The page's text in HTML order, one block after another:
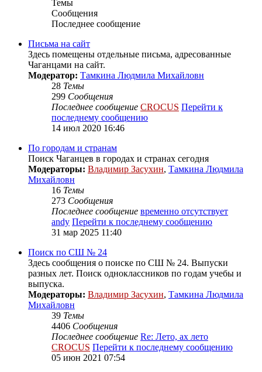
Темы
Сообщения
Последнее сообщение
Письма на сайт
Здесь помещены отдельные письма, адресованные
Чаганцами на сайт.
Модератор: Тамкина Людмила Михайловн
28 Темы
299 Сообщения
Последнее сообщение CROCUS Перейти к
последнему сообщению
14 июл 2020 16:46
По городам и странам
Поиск Чаганцев в городах и странах сегодня
Модераторы: Владимир Засухин, Тамкина Людмила
Михайловн
16 Темы
273 Сообщения
Последнее сообщение временно отсутствует
andy Перейти к последнему сообщению
31 мар 2025 11:40
Поиск по СШ № 24
Здесь сообщения о поиске по СШ № 24. Выпуски
разных лет. Поиск одноклассников по годам учебы и
выпуска.
Модераторы: Владимир Засухин, Тамкина Людмила
Михайловн
39 Темы
4406 Сообщения
Последнее сообщение Re: Лето, ах лето
CROCUS Перейти к последнему сообщению
05 июн 2021 07:54